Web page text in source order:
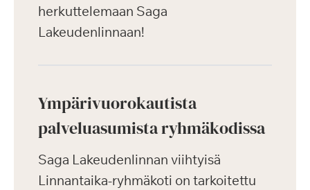
herkuttelemaan Saga
Lakeudenlinnaan!
Ympärivuorokautista
palveluasumista ryhmäkodissa
Saga Lakeudenlinnan viihtyisä
Linnantaika-ryhmäkoti on tarkoitettu